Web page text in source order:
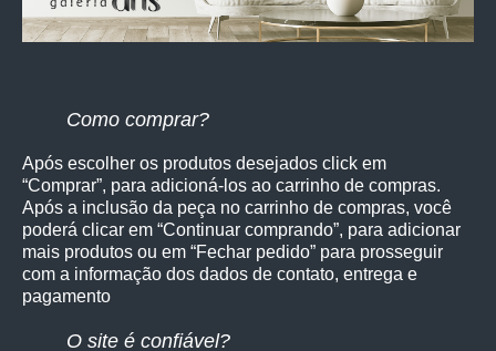
Como comprar?
Após escolher os produtos desejados click em
“Comprar”, para adicioná-los ao carrinho de compras.
Após a inclusão da peça no carrinho de compras, você
poderá clicar em “Continuar comprando”, para adicionar
mais produtos ou em “Fechar pedido” para prosseguir
com a informação dos dados de contato, entrega e
pagamento
O site é confiável?